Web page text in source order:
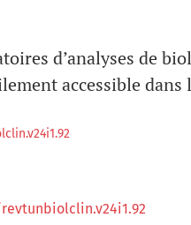
d’analyses de
accessible dans